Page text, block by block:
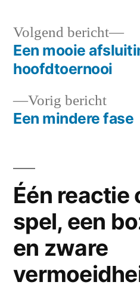
Bericht
navigatie
Vorig berichtVorig
Een mindere fase
Volgend bericht
Een mooie
hoofdtoernooi
Één reactie
spel, een
en zware